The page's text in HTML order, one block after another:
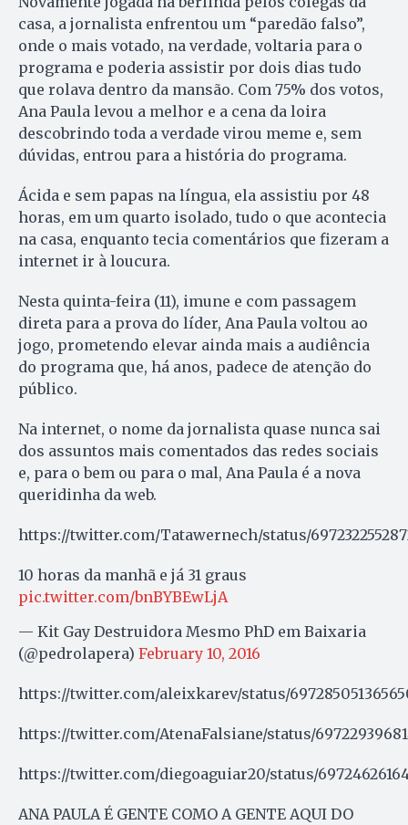
casa, a jornalista enfrentou um “paredão falso”,
onde o mais votado, na verdade, voltaria para o
programa e poderia assistir por dois dias tudo
que rolava dentro da mansão. Com 75% dos votos,
Ana Paula levou a melhor e a cena da loira
descobrindo toda a verdade virou meme e, sem
dúvidas, entrou para a história do programa.
Ácida e sem papas na língua, ela assistiu por 48
horas, em um quarto isolado, tudo o que acontecia
na casa, enquanto tecia comentários que fizeram a
internet ir à loucura.
Nesta quinta-feira (11), imune e com passagem
direta para a prova do líder, Ana Paula voltou ao
jogo, prometendo elevar ainda mais a audiência
do programa que, há anos, padece de atenção do
público.
Na internet, o nome da jornalista quase nunca sai
dos assuntos mais comentados das redes sociais
e, para o bem ou para o mal, Ana Paula é a nova
queridinha da web.
https://twitter.com/Tatawernech/status/
10 horas da manhã e já 31 graus
pic.twitter.com/bnBYBEwLjA
— Kit Gay Destruidora Mesmo PhD em Baixaria
(@pedrolapera) February 10, 2016
https://twitter.com/aleixkarev/status/
https://twitter.com/AtenaFalsiane/status/
https://twitter.com/diegoaguiar20/status/
ANA PAULA É GENTE COMO A GENTE AQUI DO